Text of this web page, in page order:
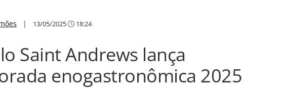
| 13/05/2025 18:24
Saint Andrews lança
enogastronômica 2025